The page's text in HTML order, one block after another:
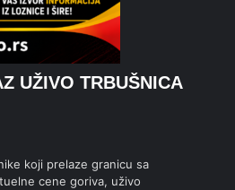
UŽIVO TRBUŠNICA
koji prelaze granicu sa
cene goriva, uživo